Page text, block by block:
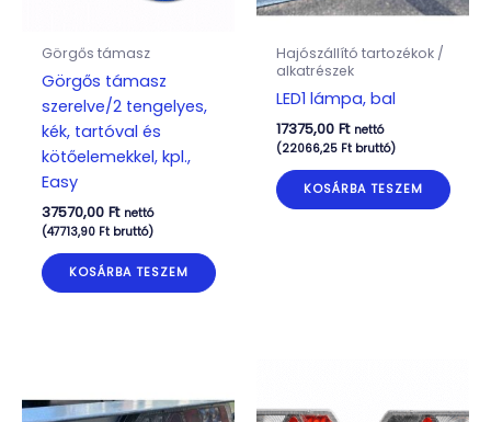
Görgős támasz
Görgős támasz
szerelve/2 tengelyes,
kék, tartóval és
kötőelemekkel, kpl.,
Easy
37570,00 Ft nettó
(47713,90 Ftbruttó)
KOSÁRBA TESZEM
Hajószállító tartozékok /
alkatrészek
LED1 lámpa, bal
17375,00 Ft nettó
(22066,25 Ftbruttó)
KOSÁRBA TESZEM